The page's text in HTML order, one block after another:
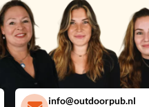
info@outdoorpub.nl